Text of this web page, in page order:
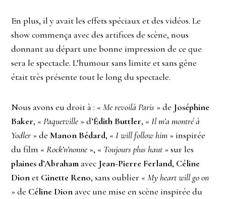
En plus, il y avait les effets spéciaux et des vidéos. Le
show commença avec des artifices de scène, nous
donnant au départ une bonne impression de ce que
sera le spectacle. L’humour sans limite et sans gêne
était très présente tout le long du spectacle.
Nous avons eu droit à : «Me revoilà Paris » de Joséphine
Baker, «Paquetville » d’Édith Buttler, «Il m’a montré à
Yodler» deManon Bédard, «I will follow him » inspirée
du film «Rock’n’nonne », « Toujours plus haut» sur les
plaines d’Abrahamavec Jean-Pierre Ferland, Céline
Dionet Ginette Reno, sans oublier «My heart will go on
» de Céline Dionavec une mise en scène inspirée du